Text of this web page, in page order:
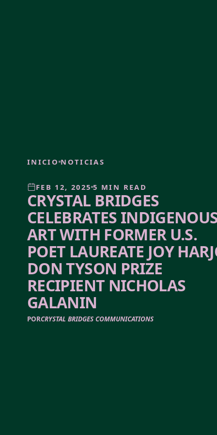
INICIO NOTICIAS
FEB 12, 2025 5 MIN READ
CRYSTAL BRIDGES
CELEBRATES
ART WITH FORMER U.S.
POET LAUREATE JOY
DON TYSON PRIZE
RECIPIENT NICHOLAS
GALANIN
PORCRYSTAL BRIDGES COMMUNICATIONS